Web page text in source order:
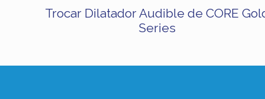
Trocar Dilatador Audible de CORE
Series